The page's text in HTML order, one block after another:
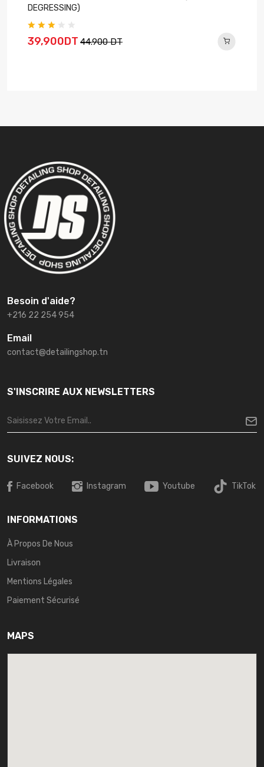
DEGRESSING)
39,900DT 44.900 DT
Besoin d'aide?
+216 22 254 954
Email
contact@detailingshop.tn
S'INSCRIRE AUX NEWSLETTERS
SUIVEZ NOUS:
Facebook Instagram Youtube TikTok
INFORMATIONS
À Propos De Nous
Livraison
Mentions Légales
Paiement Sécurisé
MAPS